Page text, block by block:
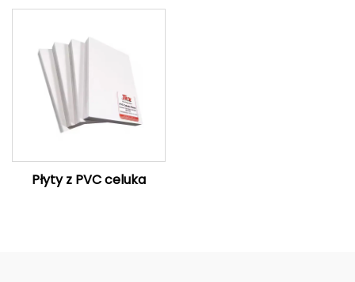
Płyty z PVC celuka